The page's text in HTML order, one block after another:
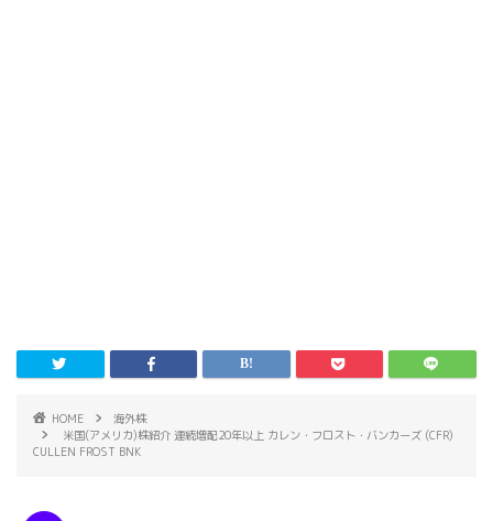
HOME
海外株
米国(アメリカ)株紹介 連続増配20年以上 カレン・フロスト・バンカーズ (CFR)
CULLEN FROST BNK